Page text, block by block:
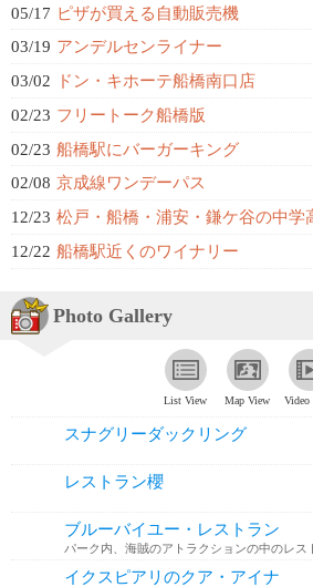
05/17 ピザが買える自動販売機
03/19 アンデルセンライナー
03/02
ドン・キホーテ船橋南口店
02/23 フリートーク船橋版
02/23 船橋駅にバーガーキング
02/08 京成線ワンデーパス
12/23 松戸・船橋・浦安・鎌ケ谷の中学
12/22 船橋駅近くのワイナリー
Photo Gallery
List View Map View Video
スナグリーダックリング
レストラン櫻
ブルーバイユー・レストラン
パーク内、海賊のアトラクションの中のレス
イクスピアリのクア・アイナ